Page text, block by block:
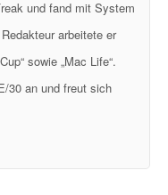
und fand mit System
arbeitete er
sowie „Mac Life“.
30 an und freut sich